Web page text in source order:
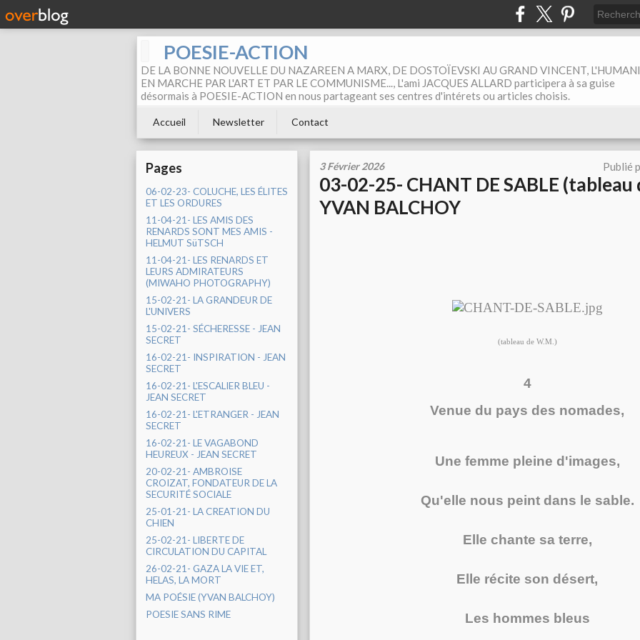
POESIE-ACTION
DE LA BONNE NOUVELLE DU NAZAREEN A MARX, DE DOSTOÏEVSKI AU GRAND VINCENT,
EN MARCHE PAR L'ART ET PAR LE COMMUNISME..., L'ami JACQUES ALLARD participera à sa guise
désormais à POESIE-ACTION en nous partageant ses centres d'intérets ou articles choisis.
Accueil Newsletter Contact
Pages
06-02-23- COLUCHE, LES ÉLITES
ET LES ORDURES
11-04-21- LES AMIS DES
RENARDS SONT MES AMIS -
HELMUT SüTSCH
11-04-21- LES RENARDS ET
LEURS ADMIRATEURS
(MIWAHO PHOTOGRAPHY)
15-02-21- LA GRANDEUR DE
L'UNIVERS
15-02-21- SÉCHERESSE - JEAN
SECRET
16-02-21- INSPIRATION - JEAN
SECRET
16-02-21- L'ESCALIER BLEU -
JEAN SECRET
16-02-21- L'ETRANGER - JEAN
SECRET
16-02-21- LE VAGABOND
HEUREUX - JEAN SECRET
20-02-21- AMBROISE
CROIZAT, FONDATEUR DE LA
SECURITÉ SOCIALE
25-01-21- LA CREATION DU
CHIEN
25-02-21- LIBERTE DE
CIRCULATION DU CAPITAL
26-02-21- GAZA LA VIE ET,
HELAS, LA MORT
MA POÉSIE (YVAN BALCHOY)
POESIE SANS RIME
3 Février 2026 Publié
03-02-25- CHANT DE SABLE (tableau
YVAN BALCHOY
(tableau de W.M.)
4
Venue du pays des nomades,
Une femme pleine d'images,
Qu'elle nous peint dans le sable.
Elle chante sa terre,
Elle récite son désert,
Les hommes bleus